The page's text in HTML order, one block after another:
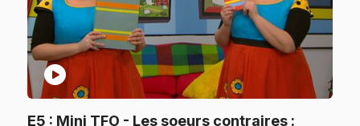
play_circle
E5 : Mini TFO - Les soeurs contraires :